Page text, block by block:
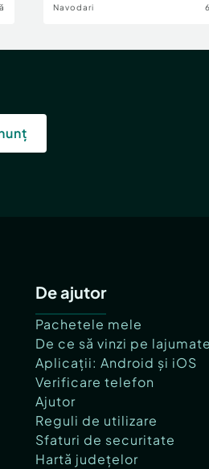
Navodari
De ajutor
Pachetele mele
De ce să vinzi pe
Aplicații: Android și iOS
Verificare telefon
Ajutor
Reguli de utilizare
Sfaturi de securitate
Hartă județelor